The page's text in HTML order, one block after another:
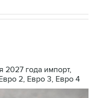
года импорт,
2, Евро 3, Евро 4